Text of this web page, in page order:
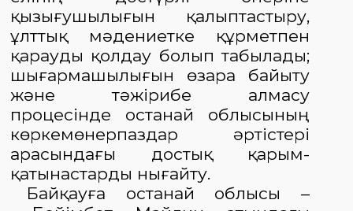
қызығушылығын қалыптастыру,
ұлттық мәдениетке құрметпен
қарауды қолдау болып табылады;
шығармашылығын өзара байыту
және тәжірибе алмасу
процесінде Қостанай облысының
көркемөнерпаздар әртістері
арасындағы достық қарым-
қатынастарды нығайту.
Байқауға Қостанай облысы –